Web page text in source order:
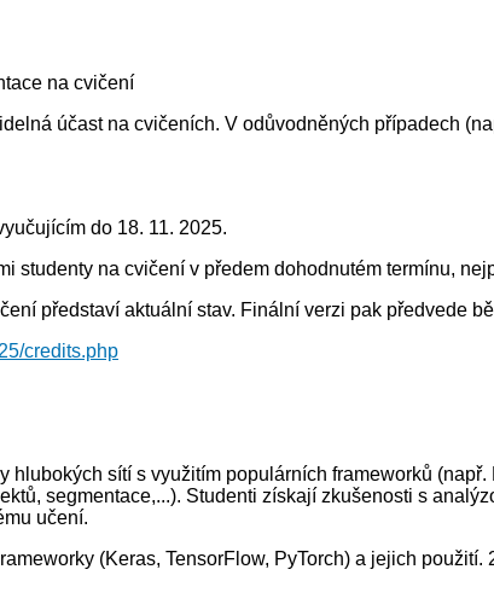
na cvičení
účast na cvičeních. V odůvodněných případech
do 18. 11. 2025.
studenty na cvičení v předem dohodnutém termínu,
představí aktuální stav. Finální verzi pak předvede
credits.php
sítí s využitím populárních frameworků
segmentace,...). Studenti získají zkušenosti s
učení.
(Keras, TensorFlow, PyTorch) a jejich